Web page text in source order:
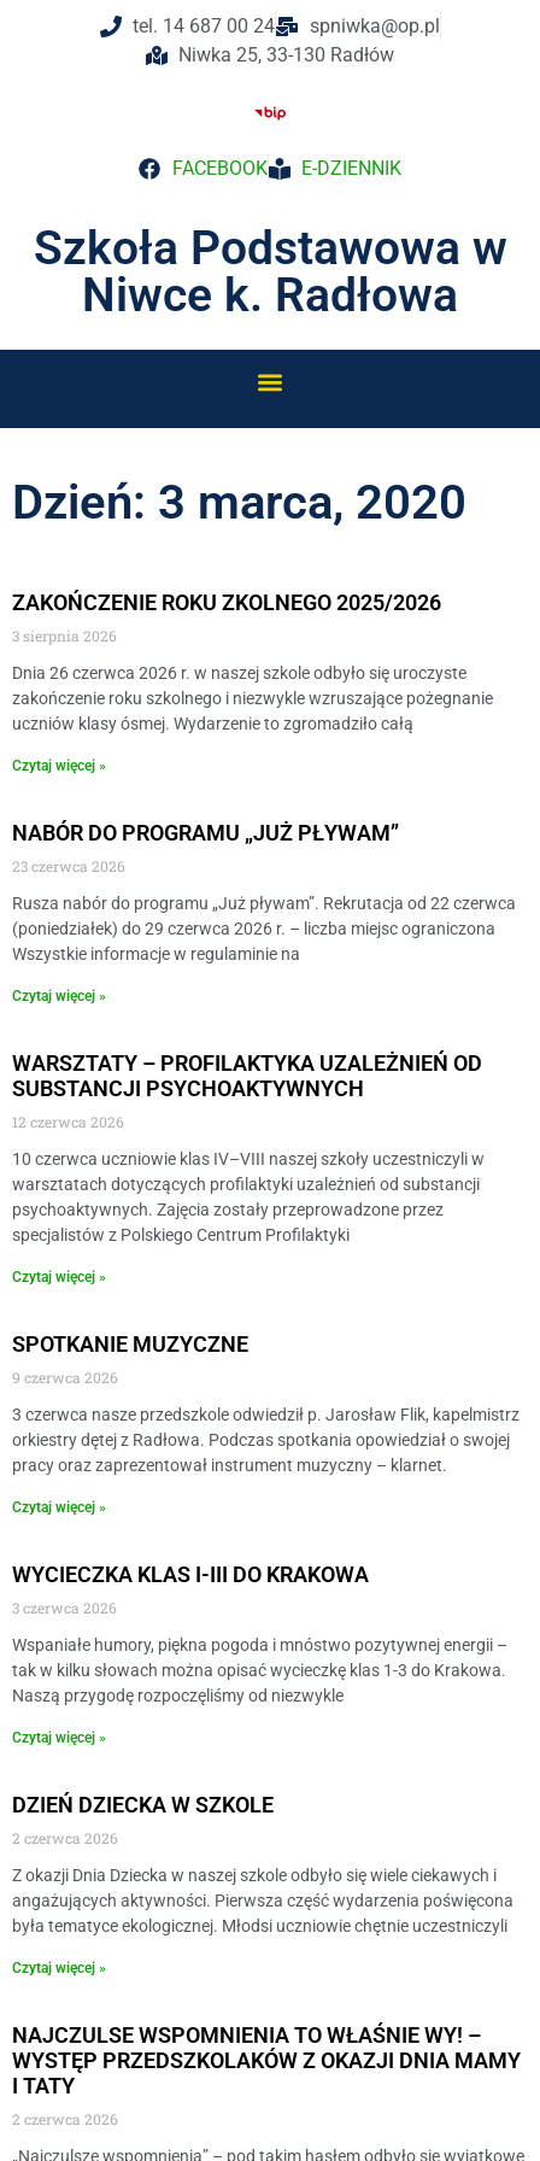
tel. 14 687 00 24
spniwka@op.pl
Niwka 25, 33-130 Radłów
FACEBOOK E-DZIENNIK
Szkoła Podstawowa w
Niwce k. Radłowa
Dzień: 3 marca, 2020
ZAKOŃCZENIE ROKU ZKOLNEGO 2025/2026
3 sierpnia 2026
Dnia 26 czerwca 2026 r. w naszej szkole odbyło się uroczyste
zakończenie roku szkolnego i niezwykle wzruszające pożegnanie
uczniów klasy ósmej. Wydarzenie to zgromadziło całą
Czytaj więcej »
NABÓR DO PROGRAMU „JUŻ PŁYWAM”
23 czerwca 2026
Rusza nabór do programu „Już pływam”. Rekrutacja od 22 czerwca
(poniedziałek) do 29 czerwca 2026 r. – liczba miejsc ograniczona
Wszystkie informacje w regulaminie na
Czytaj więcej »
WARSZTATY – PROFILAKTYKA UZALEŻNIEŃ OD
SUBSTANCJI PSYCHOAKTYWNYCH
12 czerwca 2026
10 czerwca uczniowie klas IV–VIII naszej szkoły uczestniczyli w
warsztatach dotyczących profilaktyki uzależnień od substancji
psychoaktywnych. Zajęcia zostały przeprowadzone przez
specjalistów z Polskiego Centrum Profilaktyki
Czytaj więcej »
SPOTKANIE MUZYCZNE
9 czerwca 2026
3 czerwca nasze przedszkole odwiedził p. Jarosław Flik, kapelmistrz
orkiestry dętej z Radłowa. Podczas spotkania opowiedział o swojej
pracy oraz zaprezentował instrument muzyczny – klarnet.
Czytaj więcej »
WYCIECZKA KLAS I-III DO KRAKOWA
3 czerwca 2026
Wspaniałe humory, piękna pogoda i mnóstwo pozytywnej energii –
tak w kilku słowach można opisać wycieczkę klas 1-3 do Krakowa.
Naszą przygodę rozpoczęliśmy od niezwykle
Czytaj więcej »
DZIEŃ DZIECKA W SZKOLE
2 czerwca 2026
Z okazji Dnia Dziecka w naszej szkole odbyło się wiele ciekawych i
angażujących aktywności. Pierwsza część wydarzenia poświęcona
była tematyce ekologicznej. Młodsi uczniowie chętnie uczestniczyli
Czytaj więcej »
NAJCZULSE WSPOMNIENIA TO WŁAŚNIE WY! –
WYSTĘP PRZEDSZKOLAKÓW Z OKAZJI DNIA MAMY
I TATY
2 czerwca 2026
„Najczulsze wspomnienia” – pod takim hasłem odbyło się wyjątkowe